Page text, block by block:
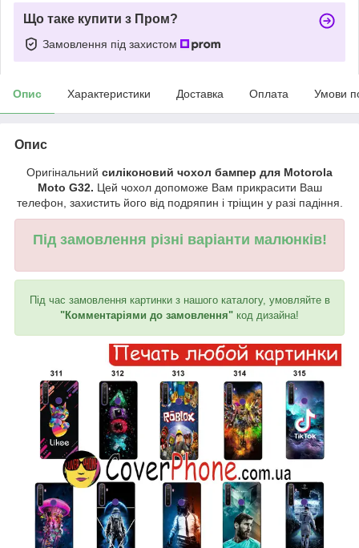
Що таке купити з Пром?
Замовлення під захистом
Опис Характеристики Доставка Оплата Умови
Опис
Оригінальний силіконовий чохол бампер для Motorola
Moto G32. Цей чохол допоможе Вам прикрасити Ваш
телефон, захистить його від подряпин і тріщин у разі падіння.
Під замовлення різні варіанти малюнків!
Під час замовлення картинки з нашого каталогу, умовляйте в
"Комментаріями до замовлення" код дизайна!